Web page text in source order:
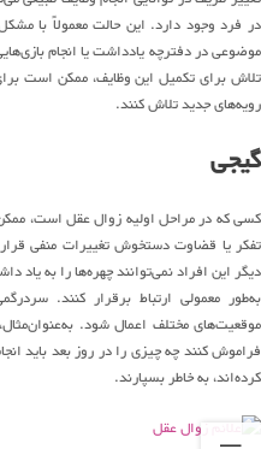
در فرد وجود دارد. این حالت معمولاً با
موضوعی در دفترچه یادداشت یا انجام
تلاش برای تکمیل این وظایف، ممکن است
رویه‌های جدید تلاش کنند.
گیجی
کسی که در مراحل اولیه زوال عقل است،
تفکر یا قضاوت دستخوش تغییرات منفی
دیگر این افراد نمی‌توانند چهره‌ها را به یاد
به‌طور معمولی ارتباط برقرار کنند.
موقعیت‌های مختلف اعمال شود.
فراموش کنند چه چیزی را در روز بعد باید
کرده‌اند، به خاطر بسپارند.